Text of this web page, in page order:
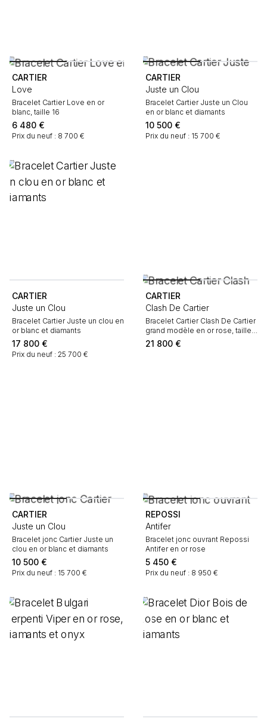
CARTIER
Love
Bracelet Cartier Love en or
blanc, taille 16
6 480 €
Prix du neuf : 8 700 €
CARTIER
Juste un Clou
Bracelet Cartier Juste un Clou
en or blanc et diamants
10 500 €
Prix du neuf : 15 700 €
CARTIER
Juste un Clou
Bracelet Cartier Juste un clou en
or blanc et diamants
17 800 €
Prix du neuf : 25 700 €
CARTIER
Clash De Cartier
Bracelet Cartier Clash De Cartier
grand modèle en or rose, taille
18
21 800 €
CARTIER
Juste un Clou
Bracelet jonc Cartier Juste un
clou en or blanc et diamants
10 500 €
Prix du neuf : 15 700 €
REPOSSI
Antifer
Bracelet jonc ouvrant Repossi
Antifer en or rose
5 450 €
Prix du neuf : 8 950 €